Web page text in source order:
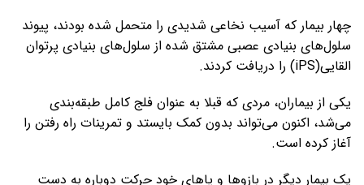
چهار بیمار که آسیب نخاعی شدیدی را متحمل شده بودند، پیوند
سلول‌های بنیادی عصبی مشتق شده از سلول‌های بنیادی پرتوان
القایی(iPS) را دریافت کردند.
یکی از بیماران، مردی که قبلا به عنوان فلج کامل طبقه‌بندی
می‌شد، اکنون می‌تواند بدون کمک بایستد و تمرینات راه رفتن را
آغاز کرده است.
یک بیمار دیگر در بازوها و پاهای خود حرکت دوباره به دست